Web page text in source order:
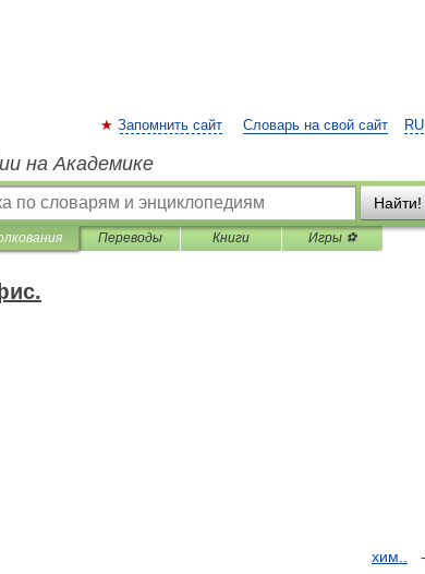
RU
Запомнить сайт Словарь на свой сайт
на Академике
Найти!
Переводы Книги Игры ⚽
хим..